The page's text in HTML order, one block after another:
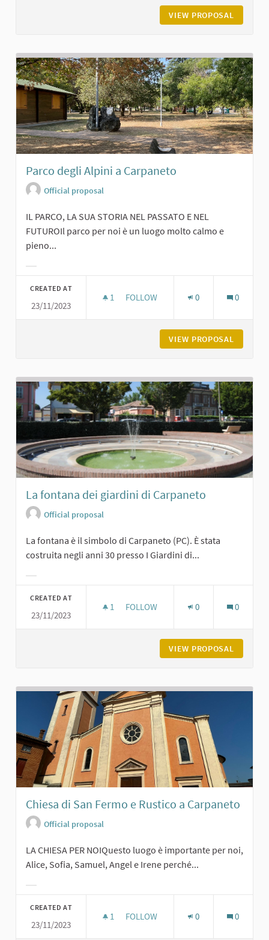
VIEW PROPOSAL
Parco degli Alpini a Carpaneto
Official proposal
IL PARCO, LA SUA STORIA NEL PASSATO E NEL
FUTUROIl parco per noi è un luogo molto calmo e
pieno...
CREATED AT
23/11/2023
1 1 FOLLOWER
FOLLOW 0 0
VIEW PROPOSAL
La fontana dei giardini di Carpaneto
Official proposal
La fontana è il simbolo di Carpaneto (PC). È stata
costruita negli anni 30 presso I Giardini di...
CREATED AT
23/11/2023
1 1 FOLLOWER
FOLLOW 0 0
VIEW PROPOSAL
Chiesa di San Fermo e Rustico a Carpaneto
Official proposal
LA CHIESA PER NOIQuesto luogo è importante per noi,
Alice, Sofia, Samuel, Angel e Irene perché...
CREATED AT
23/11/2023
1 1 FOLLOWER
FOLLOW 0 0